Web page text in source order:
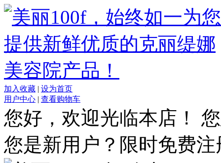
加入收藏 | 设为首页
用户中心 | 查看购物车
您好，欢迎光临本店！
您是新用户？限时免费注